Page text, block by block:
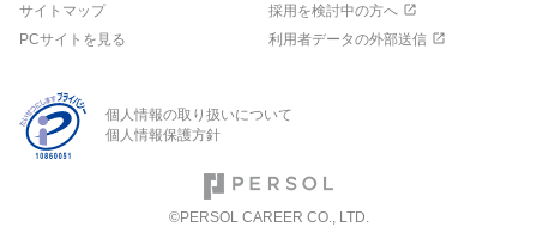
サイトマップ
採用を検討中の方へ
PCサイトを見る
利用者データの外部送信
個人情報の取り扱いについて
個人情報保護方針
©PERSOL CAREER CO., LTD.